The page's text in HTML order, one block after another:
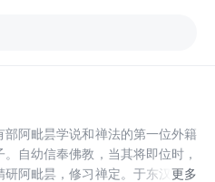
阿毗昙学说和禅法的第一位外籍
自幼信奉佛教，当其将即位时，
阿毗昙，修习禅定。于东汉建和